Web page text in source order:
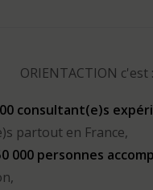
ORIENTACTION c'est :
consultant(e)s
partout en France,
000 personnes